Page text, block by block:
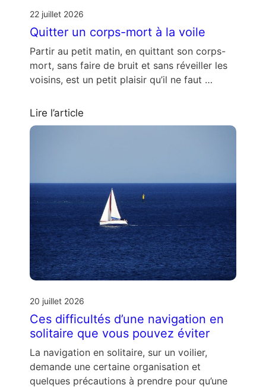
22 juillet 2026
Quitter un corps-mort à la voile
Partir au petit matin, en quittant son corps-
mort, sans faire de bruit et sans réveiller les
voisins, est un petit plaisir qu’il ne faut …
Lire l’article
20 juillet 2026
Ces difficultés d’une navigation en
solitaire que vous pouvez éviter
La navigation en solitaire, sur un voilier,
demande une certaine organisation et
quelques précautions à prendre pour qu’une